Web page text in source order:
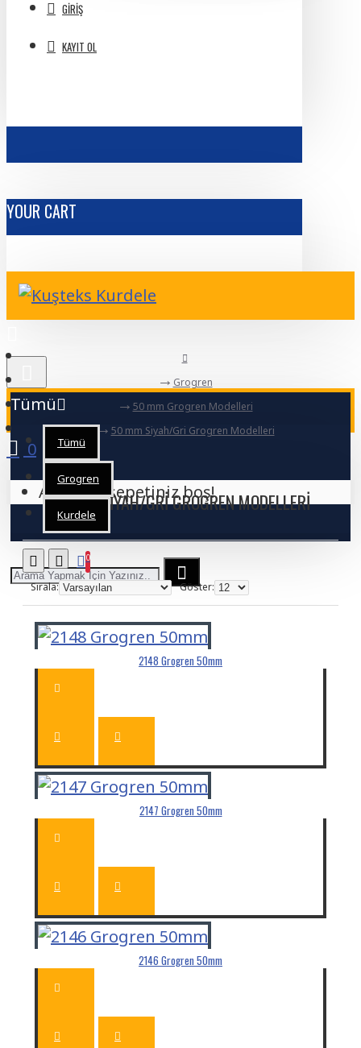
GIRIŞ
KAYIT OL
YOUR CART
Tümü
Tümü
Grogren
Kurdele
0
Alışveriş sepetiniz boş!
Grogren
50 mm Grogren Modelleri
50 mm Siyah/Gri Grogren Modelleri
50 MM SIYAH/GRI GROGREN MODELLERI
0
Sırala: Göster:
2148 Grogren 50mm
2147 Grogren 50mm
2146 Grogren 50mm